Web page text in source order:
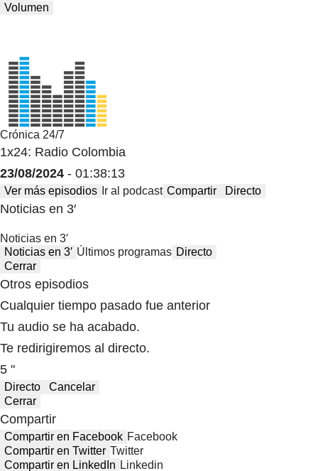
Volumen
Crónica 24/7
1x24: Radio Colombia
23/08/2024 - 01:38:13
Ver más episodios Ir al podcast Compartir Directo
Noticias en 3′
Noticias en 3′
Noticias en 3′ Últimos programas Directo
Cerrar
Otros episodios
Cualquier tiempo pasado fue anterior
Tu audio se ha acabado.
Te redirigiremos al directo.
5 "
Directo
Cancelar
Cerrar
Compartir
Compartir en Facebook Facebook
Compartir en Twitter Twitter
Compartir en LinkedIn Linkedin